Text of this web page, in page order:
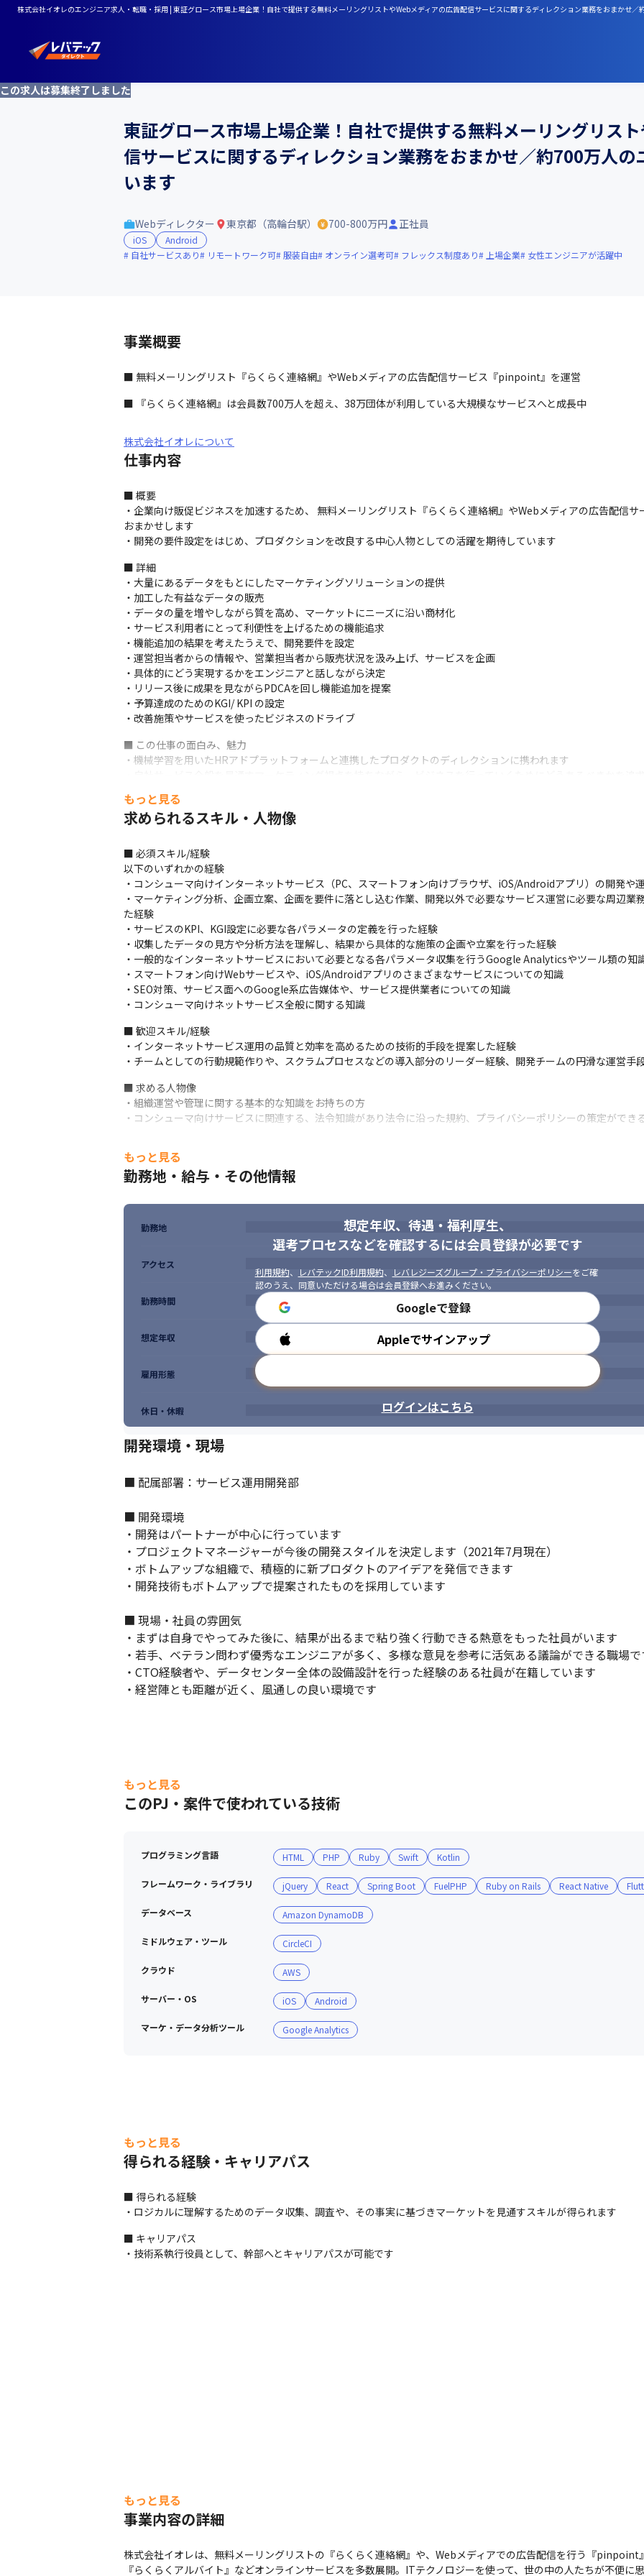
株式会社イオレのエンジニア求人・転職・採用 | 東証グロース市場上場企業！自社で提供する無料メーリングリストやWebメディアの広告配信サービスに関するディレクション業務をおまかせ
この求人は募集終了しました
東証グロース市場上場企業！自社で提供する無料メーリングリス
信サービスに関するディレクション業務をおまかせ／約700万人の
います
Webディレクター 東京都（高輪台駅） 700-800万円 正社員
iOS
Android
自社サービスあり
リモートワーク可 服装自由 オンライン選考可 フレックス制度あり 上場企業 女性エンジニアが活躍中
事業概要
■ 無料メーリングリスト『らくらく連絡網』やWebメディアの広告配信サービス『pinpoint』を運営
■ 『らくらく連絡網』は会員数700万人を超え、38万団体が利用している大規模なサービスへと成長中
株式会社イオレについて
仕事内容
■ 概要
・企業向け販促ビジネスを加速するため、 無料メーリングリスト『らくらく連絡網』やWebメディアの広告配信
おまかせします
・開発の要件設定をはじめ、プロダクションを改良する中心人物としての活躍を期待しています
■ 詳細
・大量にあるデータをもとにしたマーケティングソリューションの提供
・加工した有益なデータの販売
・データの量を増やしながら質を高め、マーケットにニーズに沿い商材化
・サービス利用者にとって利便性を上げるための機能追求
・機能追加の結果を考えたうえで、開発要件を設定
・運営担当者からの情報や、営業担当者から販売状況を汲み上げ、サービスを企画
・具体的にどう実現するかをエンジニアと話しながら決定
・リリース後に成果を見ながらPDCAを回し機能追加を提案
・予算達成のためのKGI/ KPI の設定
・改善施策やサービスを使ったビジネスのドライブ
■ この仕事の面白み、魅力
・機械学習を用いたHRアドプラットフォームと連携したプロダクトのディレクションに携われます
会員数700万人以上のサービスを保有しています。
もっと見る
求められるスキル・人物像
■ 必須スキル/経験
以下のいずれかの経験
・コンシューマ向けインターネットサービス（PC、スマートフォン向けブラウザ、iOS/Androidアプリ）の開発や
・マーケティング分析、企画立案、企画を要件に落とし込む作業、開発以外で必要なサービス運営に必要な周辺業
た経験
・サービスのKPI、KGI設定に必要な各パラメータの定義を行った経験
・収集したデータの見方や分析方法を理解し、結果から具体的な施策の企画や立案を行った経験
・一般的なインターネットサービスにおいて必要となる各パラメータ収集を行うGoogle Analyticsやツール類の知
・スマートフォン向けWebサービスや、iOS/Androidアプリのさまざまなサービスについての知識
・SEO対策、サービス面へのGoogle系広告媒体や、サービス提供業者についての知識
・コンシューマ向けネットサービス全般に関する知識
■ 歓迎スキル/経験
・インターネットサービス運用の品質と効率を高めるための技術的手段を提案した経験
・チームとしての行動規範作りや、スクラムプロセスなどの導入部分のリーダー経験、開発チームの円滑な運営手
■ 求める人物像
・組織運営や管理に関する基本的な知識をお持ちの方
・コンシューマ向けサービスに関連する、法令知識があり法令に沿った規約、プライバシーポリシーの策定ができ
もっと見る
勤務地・給与・その他情報
想定年収、待遇・福利厚生、
選考プロセスなどを確認するには会員登録が必要です
利用規約、 レバテックID利用規約、 レバレジーズグループ・プライバシーポリシーをご確
認のうえ、同意いただける場合は会員登録へお進みください。
Googleで登録
Appleでサインアップ
ログインはこちら
勤務地
アクセス
勤務時間
想定年収
雇用形態
休日・休暇
開発環境・現場
■ 配属部署：サービス運用開発部
■ 開発環境
・開発はパートナーが中心に行っています
・プロジェクトマネージャーが今後の開発スタイルを決定します（2021年7月現在）
・ボトムアップな組織で、積極的に新プロダクトのアイデアを発信できます
・開発技術もボトムアップで提案されたものを採用しています
■ 現場・社員の雰囲気
・まずは自身でやってみた後に、結果が出るまで粘り強く行動できる熱意をもった社員がいます
・若手、ベテラン問わず優秀なエンジニアが多く、多様な意見を参考に活気ある議論ができる職場で
・CTO経験者や、データセンター全体の設備設計を行った経験のある社員が在籍しています
・経営陣とも距離が近く、風通しの良い環境です
もっと見る
このPJ・案件で使われている技術
プログラミング言語 HTML PHP Ruby Swift Kotlin
フレームワーク・ライブラリ jQuery React Spring Boot FuelPHP Ruby on Rails React Native
データベース Amazon DynamoDB
ミドルウェア・ツール CircleCI
クラウド AWS
サーバー・OS iOS Android
マーケ・データ分析ツール Google Analytics
もっと見る
得られる経験・キャリアパス
■ 得られる経験
・ロジカルに理解するためのデータ収集、調査や、その事実に基づきマーケットを見通すスキルが得られます
■ キャリアパス
・技術系執行役員として、幹部へとキャリアパスが可能です
もっと見る
事業内容の詳細
株式会社イオレは、無料メーリングリストの『らくらく連絡網』や、Webメディアでの広告配信を行う『pinpoint
『らくらくアルバイト』などオンラインサービスを多数展開。ITテクノロジーを使って、世の中の人たちが不便に